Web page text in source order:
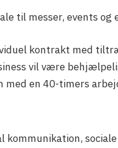
til messer, events
kontrakt med
vil være
med en 40-timers
kommunikation,